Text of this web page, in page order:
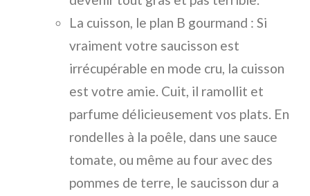
La cuisson, le plan B gourmand : Si
vraiment votre saucisson est
irrécupérable en mode cru, la cuisson
est votre amie. Cuit, il ramollit et
parfume délicieusement vos plats. En
rondelles à la poêle, dans une sauce
tomate, ou même au four avec des
pommes de terre, le saucisson dur a